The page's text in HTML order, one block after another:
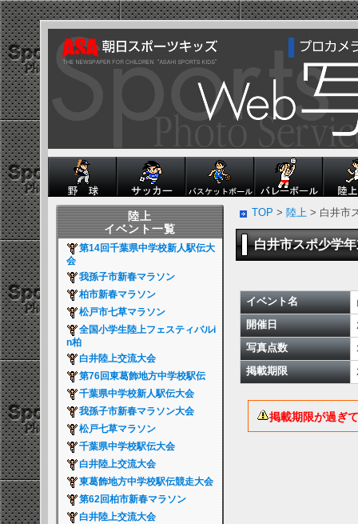
陸上
イベント一覧
第14回千葉県中学校新人駅伝大
会
我孫子市新春マラソン
柏市新春マラソン
松戸市七草マラソン
全国小学生陸上フェスティバルi
n柏
白井陸上交流大会
第76回東葛飾地方中学校駅伝
千葉県中学校新人駅伝大会
我孫子市新春マラソン大会
松戸七草マラソン
千葉県中学校駅伝大会
白井陸上交流大会
東葛飾地方中学校駅伝競走大会
第62回柏市新春マラソン
白井陸上交流大会
TOP > 陸上> 白井市
白井市スポ少学
イベント名
開催日
写真点数
掲載期限
掲載期限が過ぎ